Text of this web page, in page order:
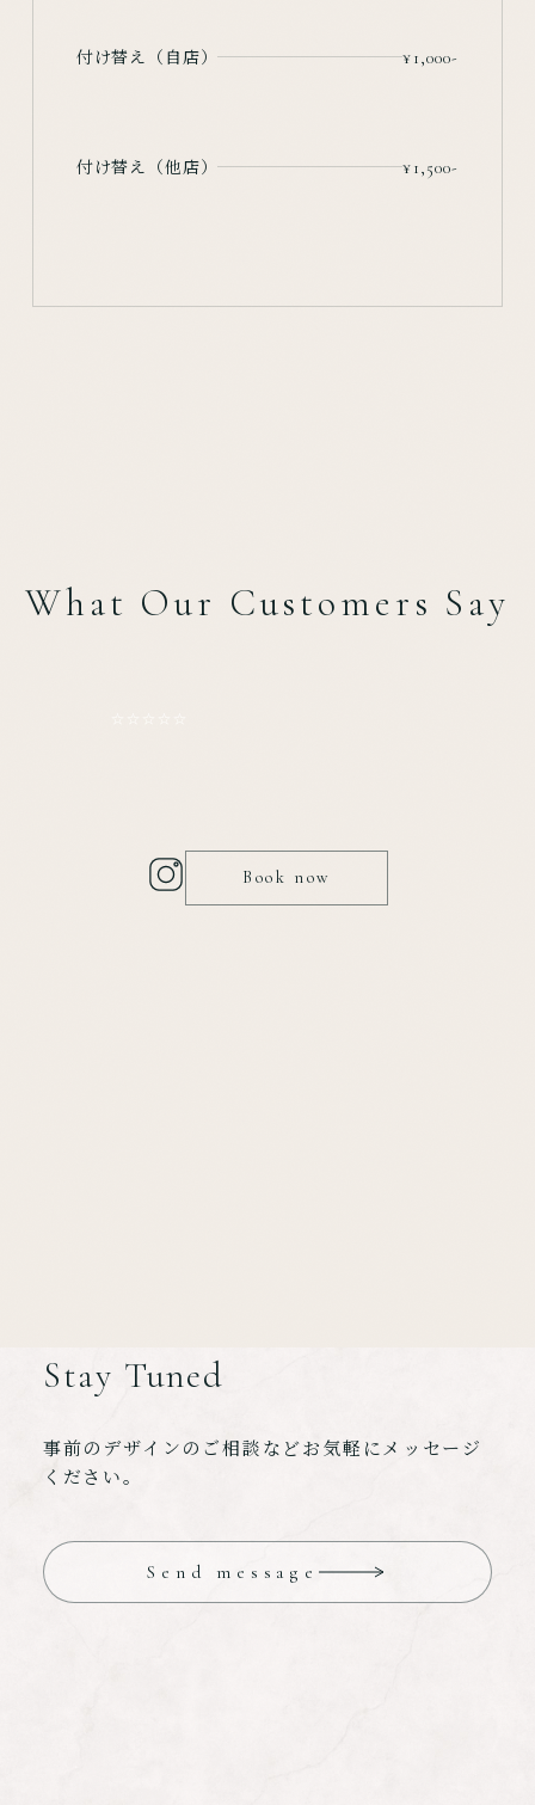
付け替え（自店） ¥1,000-
付け替え（他店） ¥1,500-
What Our Customers Say
Book now
Stay Tuned
事前のデザインのご相談などお気軽にメッセージ
ください。
Send message